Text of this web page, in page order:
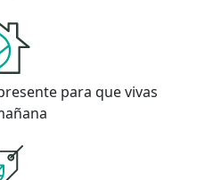
para que vivas